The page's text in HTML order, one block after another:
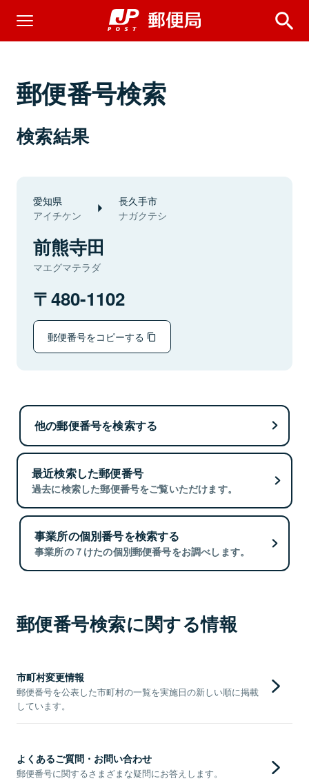
郵便番号検索
検索結果
愛知県
アイチケン
長久手市
ナガクテシ
前熊寺田
マエグマテラダ
480-1102
郵便番号をコピーする
他の郵便番号を検索する
最近検索した郵便番号
過去に検索した郵便番号をご覧いただけます。
事業所の個別番号を検索する
事業所の７けたの個別郵便番号をお調べします。
郵便番号検索に関する情報
市町村変更情報
郵便番号を公表した市町村の一覧を実施日の新しい順に掲載
しています。
よくあるご質問・お問い合わせ
郵便番号に関するさまざまな疑問にお答えします。